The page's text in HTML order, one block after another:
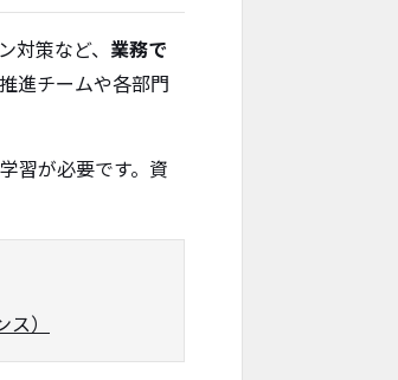
策など、 業務で
進チームや各部門
習が必要です。資
）